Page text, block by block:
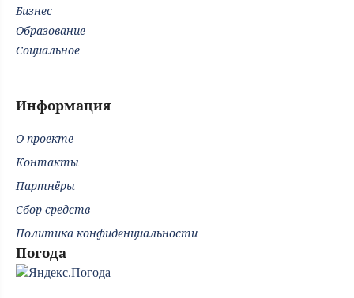
Бизнес
Образование
Социальное
Информация
О проекте
Контакты
Партнёры
Сбор средств
Политика конфиденциальности
Погода